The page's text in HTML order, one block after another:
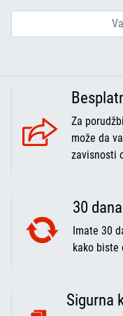
Za
može da
zavisnosti
30
Imate 30
kako biste
Sigurna